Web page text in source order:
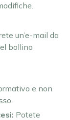
un’e-mail da
bollino
e non
Potete